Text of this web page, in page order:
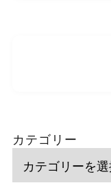
カテゴリー